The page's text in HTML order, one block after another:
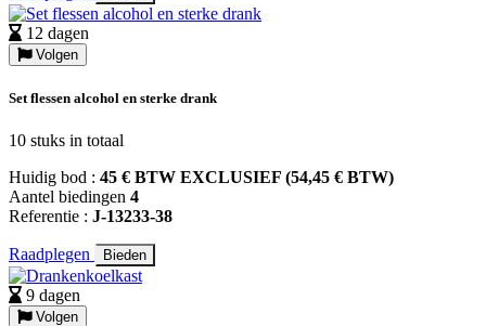
12 dagen
Volgen
Set flessen alcohol en sterke drank
10 stuks in totaal
Huidig bod : 45 € BTW EXCLUSIEF (54,45 € BTW)
Aantel biedingen 4
Referentie : J-13233-38
Raadplegen Bieden
9 dagen
Volgen